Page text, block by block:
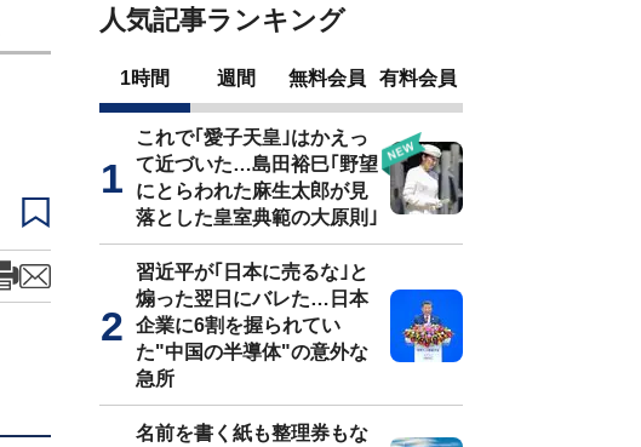
人気記事ランキング
1時間 週間 無料会員 有料会員
これで｢愛子天皇｣はかえっ
て近づいた…島田裕巳｢野望
にとらわれた麻生太郎が見
落とした皇室典範の大原則｣
習近平が｢日本に売るな｣と
煽った翌日にバレた…日本
企業に6割を握られてい
た"中国の半導体"の意外な
急所
名前を書く紙も整理券もな